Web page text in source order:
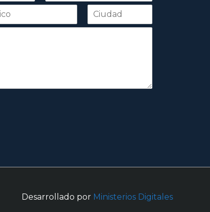
Apellidos
Desarrollado por Ministerios Digitales